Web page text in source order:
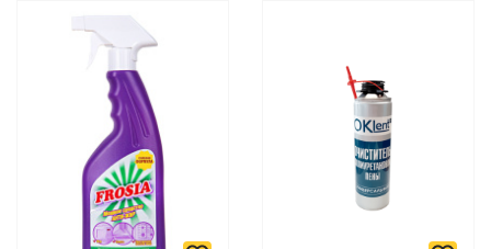
6/2 (база КПП)или по адресу ул. Новороссийская 161И.
Для юридических лиц: переводом на расчетный счет при
онлайн оплате заказа на сайте.
Подробнее о способах оплаты можно узнать здесь - "Оплата"